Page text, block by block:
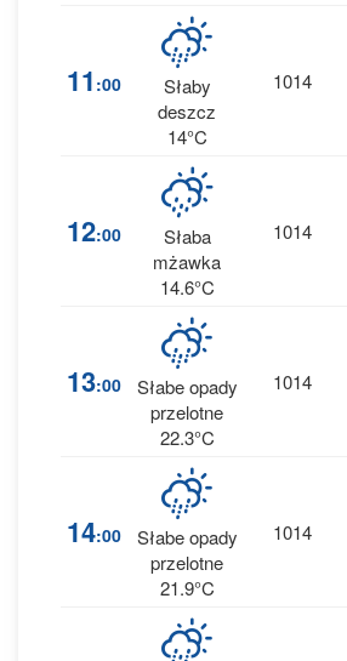
11 :00
Słaby
deszcz
14°C
1014
12:00
Słaba
mżawka
14.6°C
1014
13:00
Słabe opady
przelotne
22.3°C
1014
14:00
Słabe opady
przelotne
21.9°C
1014